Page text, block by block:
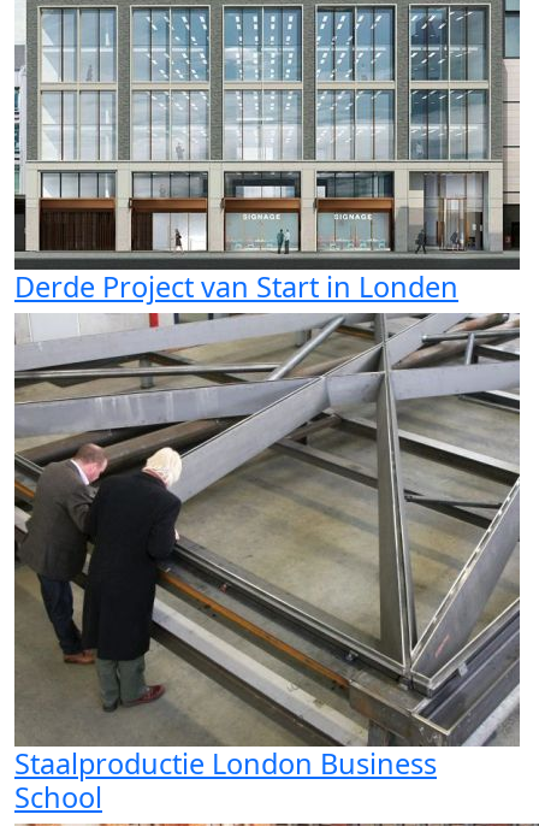
Derde Project van Start in Londen
Staalproductie London Business
School